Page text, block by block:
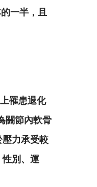
一半，且
罹患退化
關節內軟骨
力承受較
別、運